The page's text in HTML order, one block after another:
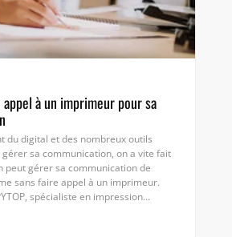
à un imprimeur pour sa
du digital et des nombreux outils
sa communication, on a vite fait
peut gérer sa communication de
sans faire appel à un imprimeur.
spécialiste en impression...